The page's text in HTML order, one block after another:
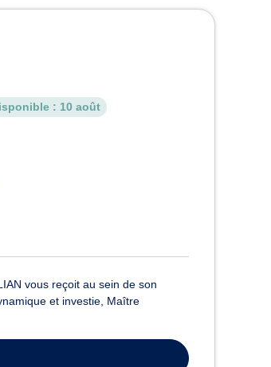
: 10 août
vous reçoit au sein de son
et investie, Maître